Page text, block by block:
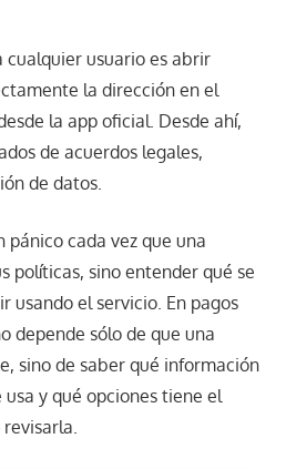
cualquier usuario es abrir
la dirección en el
la app oficial. Desde ahí,
de acuerdos legales,
de datos.
pánico cada vez que una
políticas, sino entender qué se
usando el servicio. En pagos
depende sólo de que una
sino de saber qué información
y qué opciones tiene el